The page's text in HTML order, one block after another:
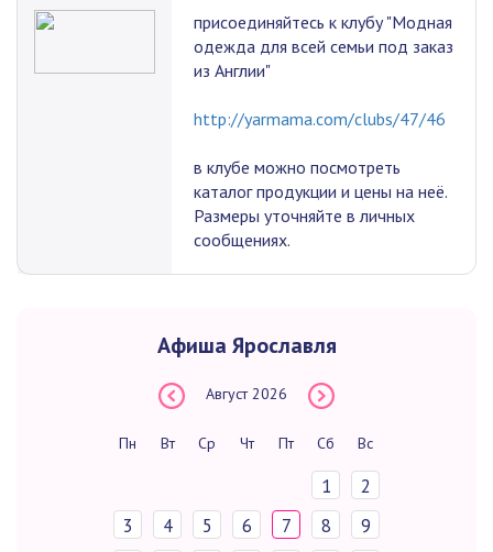
присоединяйтесь к клубу "Модная
одежда для всей семьи под заказ
из Англии"
http://yarmama.com/clubs/47/46
в клубе можно посмотреть
каталог продукции и цены на неё.
Размеры уточняйте в личных
сообщениях.
Афиша Ярославля
Август 2026
Пн Вт Ср Чт Пт Сб Вс
1
2
3
4 5 6 7 8
9